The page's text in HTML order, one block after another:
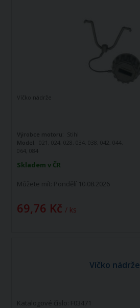
Skladem v ČR
Můžete mít: Pondělí 10.08.2026
69,76 Kč / ks
Víčko nádrže
Výrobce motoru:
Stihl
Model:
021, 024, 028, 034, 038, 042, 044,
064, 084
Víčko nádrže
Katalogové číslo: F03471